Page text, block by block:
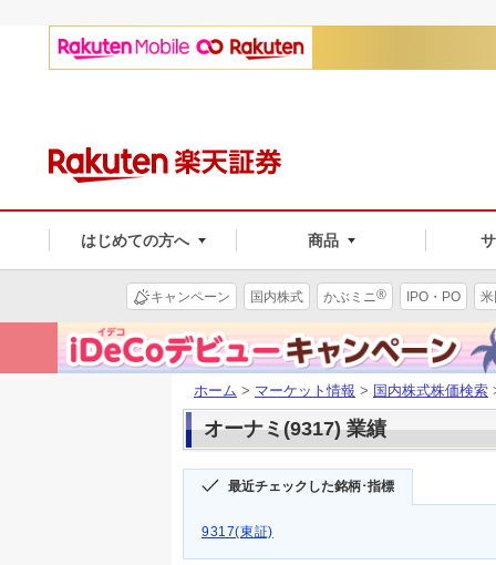
はじめての方へ 商品
キャンペーン 国内株式 かぶミニ® IPO・PO
ホーム > マーケット情報 > 国内株式株価検索
オーナミ(9317) 業績
最近チェックした銘柄･指標
9317(東証)